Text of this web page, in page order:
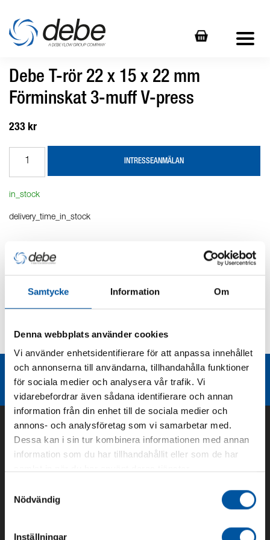
Samtycke Information Om
Denna webbplats använder cookies
Vi använder enhetsidentifierare för att anpassa innehållet
och annonserna till användarna, tillhandahålla funktioner
för sociala medier och analysera vår trafik. Vi
vidarebefordrar även sådana identifierare och annan
information från din enhet till de sociala medier och
annons- och analysföretag som vi samarbetar med.
Dessa kan i sin tur kombinera informationen med annan
information som du har tillhandahållit eller som de har
Nödvändig
Inställningar
Debe T-rör 22 x 15 x 22 mm
Förminskat 3-muff V-press
233 kr
INTRESSEANMÄLAN
in_stock
delivery_time_in_stock
Produktbeskrivning
Kurvor
Liknande produktgrupper